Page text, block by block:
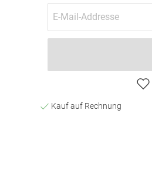
Kauf auf Rechnung